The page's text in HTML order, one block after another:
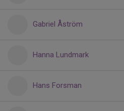
Gabriel Åström
Hanna Lundmark
Hans Forsman